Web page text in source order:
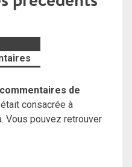
commentaires de
consacrée à
Vous pouvez retrouver